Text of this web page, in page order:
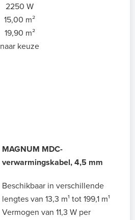
2250 W
15,00 m²
19,90 m²
naar keuze
MAGNUM MDC-
verwarmingskabel, 4,5 mm
Beschikbaar in verschillende
lengtes van 13,3 m¹ tot 199,1 m¹
Vermogen van 11,3 W per